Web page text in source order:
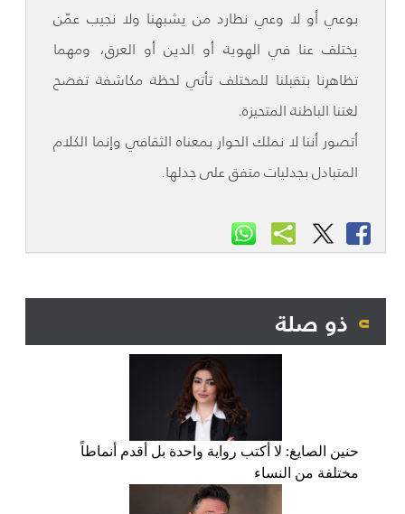
بوعي أو لا وعي نطارد من يشبهنا ولا نجيب عمّن
يختلف عنا في الهوية أو الدين أو العرق، ومهما
تظاهرنا بتقبلنا للمختلف تأتي لحظة مكاشفة تفضح
لغتنا الباطنة المتحيزة.
أتصور أننا لا نملك الحوار بمعناه الثقافي وإنما الكلام
المتبادل بجدليات متفق على جدلها.
ذو صلة
حنين الصايغ: لا أكتب رواية واحدة بل أقدم أنماطاً
مختلفة من النساء